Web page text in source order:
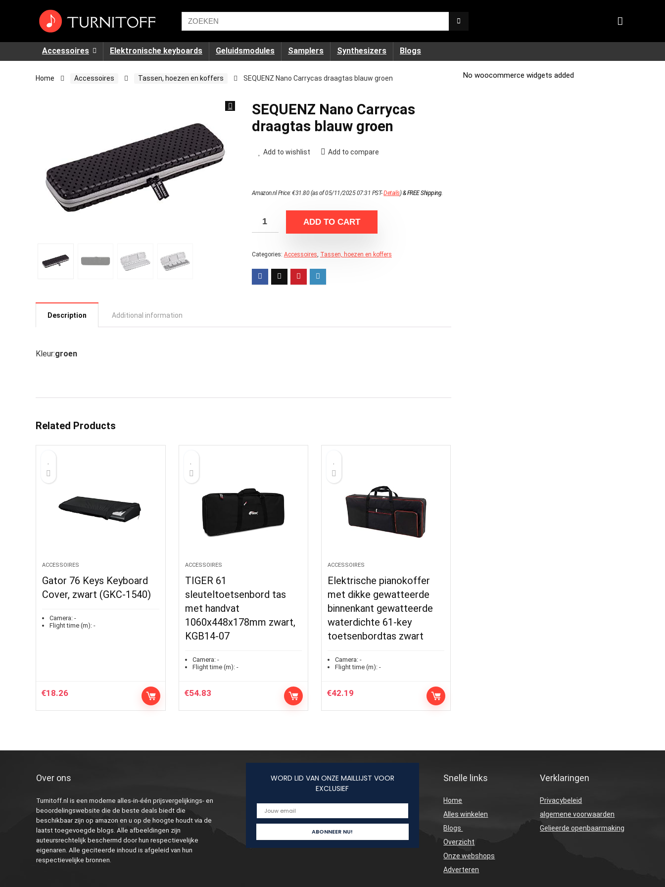
Accessoires Elektronische keyboards Geluidsmodules Samplers Synthesizers Blogs
Home Accessoires Tassen, hoezen en koffers SEQUENZ Nano Carrycas draagtas blauw groen
SEQUENZ Nano Carrycas
draagtas blauw groen
Add to wishlist Add to compare
Amazon.nl Price:€31.80(as of 05/11/2025 07:31 PST-Details)&FREE Shipping.
ADD TO CART
Categories: Accessoires, Tassen, hoezen en koffers
Description Additional information
Kleur:groen
Related Products
ACCESSOIRES
Gator 76 Keys Keyboard
Cover, zwart (GKC-1540)
Camera: -
Flight time (m): -
€18.26
ACCESSOIRES
TIGER 61
sleuteltoetsenbord tas
met handvat
1060x448x178mm zwart,
KGB14-07
Camera:-
Flight time (m):-
€54.83
ACCESSOIRES
Elektrische pianokoffer
met dikke gewatteerde
binnenkant gewatteerde
waterdichte 61-key
toetsenbordtas zwart
Camera: -
Flight time (m): -
€42.19
No woocommerce widgets added
Over ons
Turnitoff.nl is een moderne alles-in-één prijsvergelijkings- en
beoordelingswebsite die de beste deals biedt die
beschikbaar zijn op amazon en u op de hoogte houdt via de
laatst toegevoegde blogs. Alle afbeeldingen zijn
auteursrechtelijk beschermd door hun respectievelijke
eigenaren. Alle geciteerde inhoud is afgeleid van hun
respectievelijke bronnen.
WORD LID VAN ONZE MAILLIJST VOOR
EXCLUSIEF
Snelle links
Home
Alles winkelen
Blogs
Overzicht
Onze webshops
Adverteren
Verklaringen
Privacybeleid
algemene voorwaarden
Gelieerde openbaarmaking